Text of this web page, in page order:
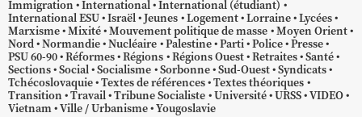
Immigration International International (étudiant)
International ESU Israël Jeunes Logement Lorraine Lycées
Marxisme Mixité Mouvement politique de masse Moyen Orient
Nord Normandie Nucléaire Palestine Parti Police Presse
PSU 60-90 Réformes Régions Régions Ouest Retraites Santé
Sections Social Socialisme Sorbonne Sud-Ouest Syndicats
Tchécoslovaquie Textes de références Textes théoriques
Transition Travail Tribune Socialiste Université URSS VIDEO
Vietnam Ville / Urbanisme Yougoslavie